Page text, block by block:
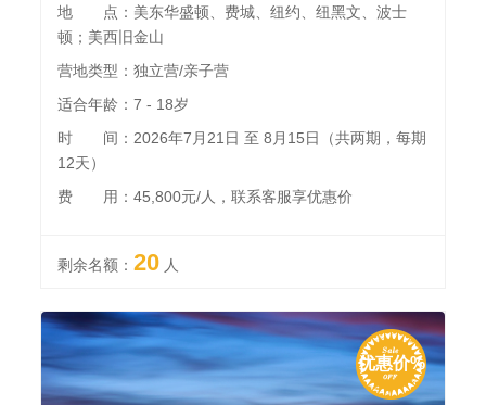
地 点：美东华盛顿、费城、纽约、纽黑文、波士
顿；美西旧金山
营地类型：独立营/亲子营
适合年龄：7 - 18岁
时 间：2026年7月21日 至 8月15日（共两期，每期
12天）
费 用：45,800元/人，联系客服享优惠价
剩余名额：20 人
优惠价%